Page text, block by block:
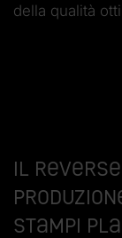
della qualità
Il
stampi